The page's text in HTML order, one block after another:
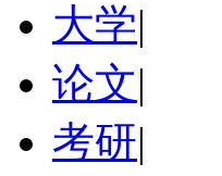
大学|
论文|
考研|